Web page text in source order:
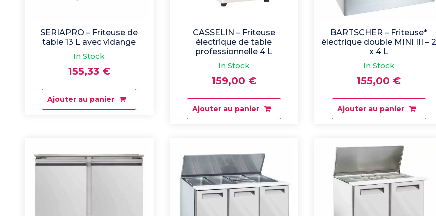
SERIAPRO – Friteuse de
table 13 L avec vidange
In Stock
155,33 €
Ajouter au panier
CASSELIN – Friteuse
électrique de table
professionnelle 4 L
In Stock
159,00 €
Ajouter au panier
BARTSCHER – Friteuse*
électrique double MINI III – 2
x 4 L
In Stock
155,00 €
Ajouter au panier